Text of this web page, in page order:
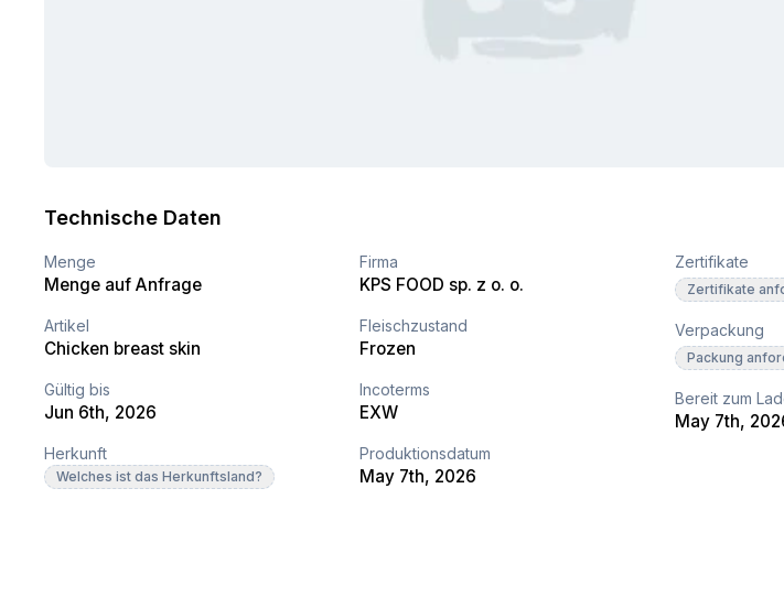
Technische Daten
Menge
Menge auf Anfrage
Artikel
Chicken breast skin
Gültig bis
Jun 6th, 2026
Herkunft
Welches ist das Herkunftsland?
Firma
KPS FOOD sp. z o. o.
Fleischzustand
Frozen
Incoterms
EXW
Produktionsdatum
May 7th, 2026
Zertifikate
Zertifikate
Verpackung
Packung
Bereit zum
May 7th,